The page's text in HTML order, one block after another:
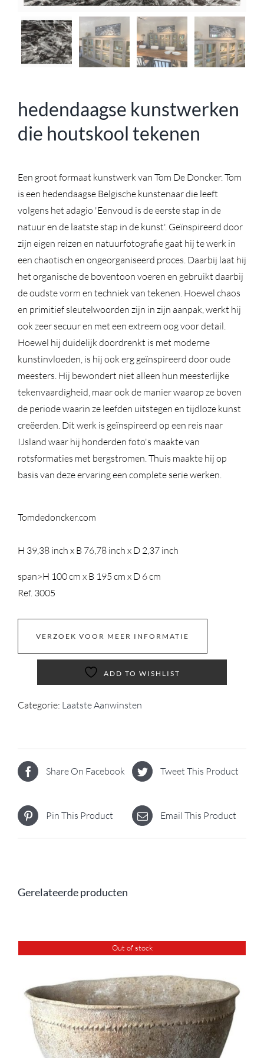
hedendaagse kunstwerken
die houtskool tekenen
Een groot formaat kunstwerk van Tom De Doncker. Tom
is een hedendaagse Belgische kunstenaar die leeft
volgens het adagio 'Eenvoud is de eerste stap in de
natuur en de laatste stap in de kunst'. Geïnspireerd door
zijn eigen reizen en natuurfotografie gaat hij te werk in
een chaotisch en ongeorganiseerd proces. Daarbij laat hij
het organische de boventoon voeren en gebruikt daarbij
de oudste vorm en techniek van tekenen. Hoewel chaos
en primitief sleutelwoorden zijn in zijn aanpak, werkt hij
ook zeer secuur en met een extreem oog voor detail.
Hoewel hij duidelijk doordrenkt is met moderne
kunstinvloeden, is hij ook erg geïnspireerd door oude
meesters. Hij bewondert niet alleen hun meesterlijke
tekenvaardigheid, maar ook de manier waarop ze boven
de periode waarin ze leefden uitstegen en tijdloze kunst
creëerden. Dit werk is geïnspireerd op een reis naar
IJsland waar hij honderden foto's maakte van
rotsformaties met bergstromen. Thuis maakte hij op
basis van deze ervaring een complete serie werken.
Tomdedoncker.com
H 39,38 inch x B 76,78 inch x D 2,37 inch
span>H 100 cm x B 195 cm x D 6 cm
Ref. 3005
VERZOEK VOOR MEER INFORMATIE
ADD TO WISHLIST
Categorie: Laatste Aanwinsten
Share On Facebook Tweet This Product
Pin This Product Email This Product
Gerelateerde producten
Out of stock